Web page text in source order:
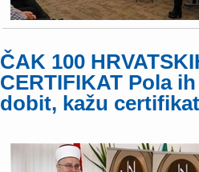
ČAK 100
CERTIFIKAT Pola
dobit, kažu